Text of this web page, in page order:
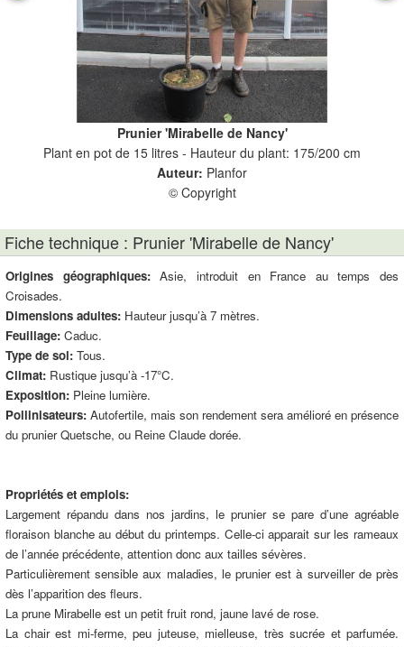
Prunier 'Mirabelle de Nancy'
Plant en pot de 15 litres - Hauteur du plant: 175/200 cm
Auteur: Planfor
© Copyright
Fiche technique : Prunier 'Mirabelle de Nancy'
Origines géographiques:Asie, introduit en France au temps des
Croisades.
Dimensions adultes: Hauteur jusqu’à 7 mètres.
Feuillage: Caduc.
Type de sol: Tous.
Climat: Rustique jusqu’à -17°C.
Exposition: Pleine lumière.
Pollinisateurs: Autofertile, mais son rendement sera amélioré en présence
du prunier Quetsche, ou Reine Claude dorée.
Propriétés et emplois:
Largement répandu dans nos jardins, le prunier se pare d’une agréable
floraison blanche au début du printemps. Celle-ci apparait sur les rameaux
de l’année précédente, attention donc aux tailles sévères.
Particulièrement sensible aux maladies, le prunier est à surveiller de près
dès l’apparition des fleurs.
La prune Mirabelle est un petit fruit rond, jaune lavé de rose.
La chair est mi-ferme, peu juteuse, mielleuse, très sucrée et parfumée.